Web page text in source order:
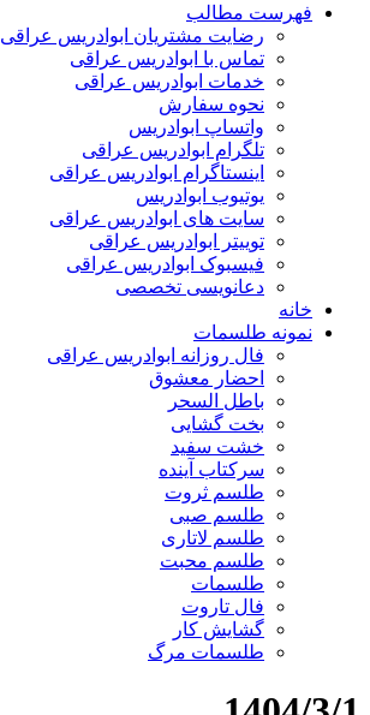
فهرست مطالب
رضایت مشتریان ابوادریس عراقی
تماس با ابوادریس عراقی
خدمات ابوادریس عراقی
نحوه سفارش
واتساپ ابوادریس
تلگرام ابوادریس عراقی
اینستاگرام ابوادریس عراقی
یوتیوب ابوادریس
سایت های ابوادریس عراقی
توییتر ابوادریس عراقی
فیسبوک ابوادریس عراقی
دعانویسی تخصصی
خانه
نمونه طلسمات
فال روزانه ابوادریس عراقی
احضار معشوق
باطل السحر
بخت گشایی
خشت سفید
سرکتاب آینده
طلسم ثروت
طلسم صبی
طلسم لاتاری
طلسم محبت
طلسمات
فال تاروت
گشایش کار
طلسمات مرگ